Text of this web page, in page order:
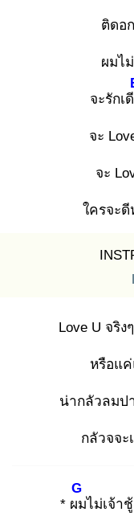
ติดอ
ผมไ
จะรักเ
จะ
จะ
ใครจะดี
Love U จริง
หรือแค่
น่ากลัวลมป
กลัวจจะ
* ผม
G
ไม่เจ้า